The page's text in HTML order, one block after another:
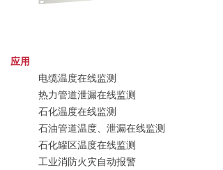
应用
电缆温度在线监测
热力管道泄漏在线监测
石化温度在线监测
石油管道温度、泄漏在线监测
石化罐区温度在线监测
工业消防火灾自动报警